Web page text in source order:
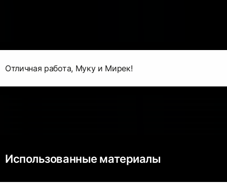
Отличная работа, Муку и Мирек!
Использованные материалы